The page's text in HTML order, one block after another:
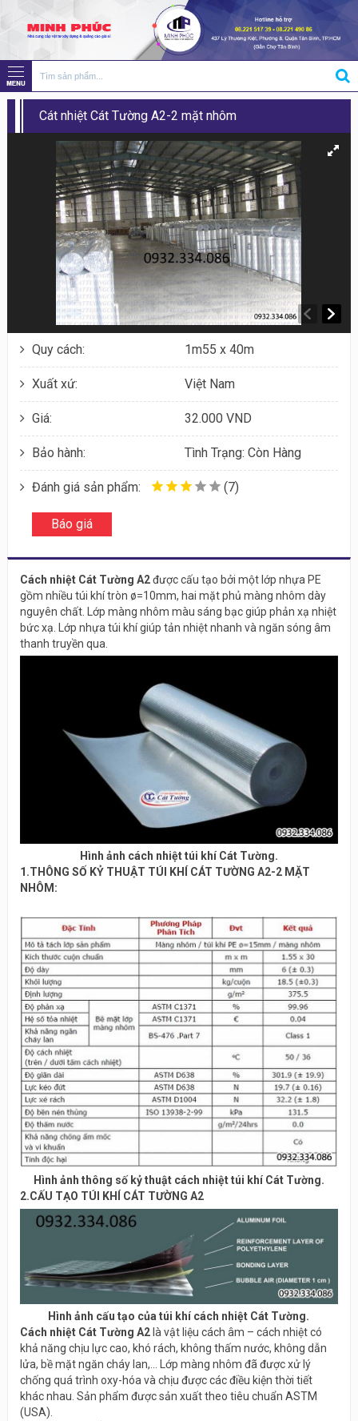
Cách nhiệt Cát Tường A2được cấu tạo bởi một lớp nhựa PE
gồm nhiều túi khí tròn ø=10mm, hai mặt phủ màng nhôm dày
nguyên chất. Lớp màng nhôm màu sáng bạc giúp phản xạ nhiệt
bức xạ. Lớp nhựa túi khí giúp tản nhiệt nhanh và ngăn sóng âm
thanh truyền qua.
Hình ảnh cách nhiệt túi khí Cát Tường.
1.THÔNG SỐ KỶ THUẬT TÚI KHÍ CÁT TƯỜNG A2-2 MẶT
NHÔM:
Hình ảnh thông số kỷ thuật cách nhiệt túi khí Cát Tường.
2.CẤU TẠO TÚI KHÍ CÁT TƯỜNG A2
Hình ảnh cấu tạo của túi khí cách nhiệt Cát Tường.
Cách nhiệt Cát Tường A2là vật liệu cách âm – cách nhiệt có
khả năng chịu lực cao, khó rách, không thấm nước, không dẫn
lửa, bề mặt ngăn cháy lan,… Lớp màng nhôm đã được xử lý
chống quá trình oxy-hóa và chịu được các điều kiện thời tiết
khác nhau. Sản phẩm được sản xuất theo tiêu chuẩn ASTM
(USA).
Cát nhiệt Cát Tường A2-2 mặt nhôm
Quy cách: 1m55 x 40m
Xuất xứ: Việt Nam
Giá: 32.000 VND
Bảo hành: Tình Trạng: Còn Hàng
Đánh giá sản phẩm: (7)
Báo giá